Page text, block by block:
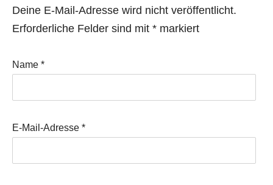
Deine E-Mail-Adresse wird nicht veröffentlicht.
Erforderliche Felder sind mit * markiert
Name *
E-Mail-Adresse *